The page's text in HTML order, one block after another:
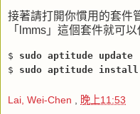
接著請打開你慣用的套件
「 lmms 」這個套件就可以
$ sudo aptitude update
$ sudo aptitude install
Lai, Wei-Chen 晚上11:53